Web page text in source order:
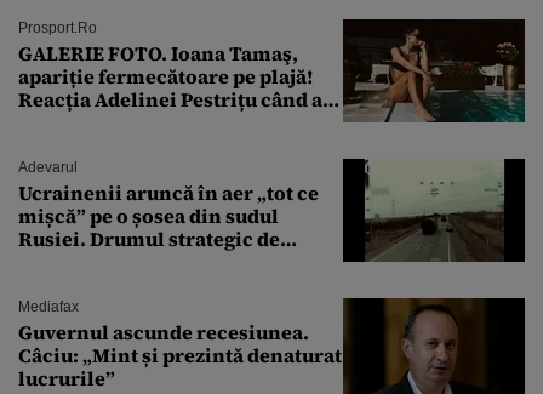
Prosport.ro
GALERIE FOTO. Ioana Tamaş,
apariție fermecătoare pe plajă!
Reacția Adelinei Pestrițu când a
Adevarul
Ucrainenii aruncă în aer „tot ce
mișcă” pe o șosea din sudul
Rusiei. Drumul strategic de
Mediafax
Guvernul ascunde recesiunea.
Câciu: „Mint și prezintă denaturat
lucrurile”